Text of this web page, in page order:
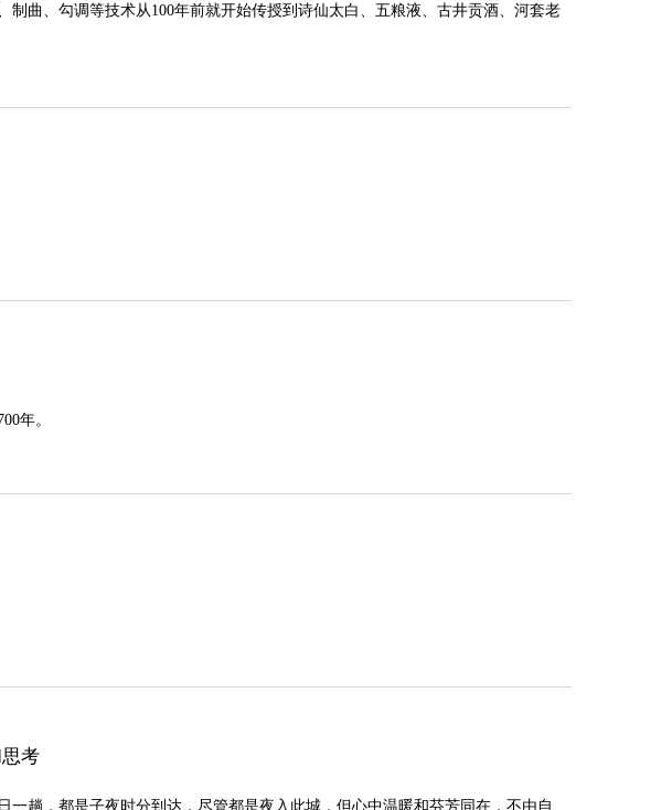
曲、勾调等技术从100年前就开始传授到诗仙太白、五粮液、古井贡酒、河套老
年。
考
趟，都是子夜时分到达，尽管都是夜入此城，但心中温暖和芬芳同在，不由自